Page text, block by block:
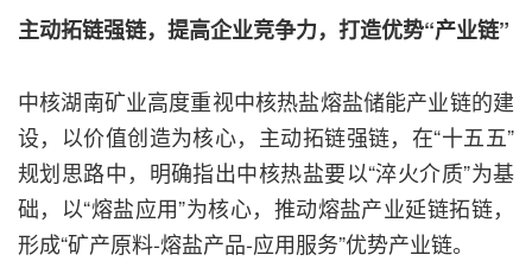
主动拓链强链，提高企业竞争力，打造优势“产业链”
中核湖南矿业高度重视中核热盐熔盐储能产业链的建
设，以价值创造为核心，主动拓链强链，在“十五五”
规划思路中，明确指出中核热盐要以“淬火介质”为基
础，以“熔盐应用”为核心，推动熔盐产业延链拓链，
形成“矿产原料-熔盐产品-应用服务”优势产业链。